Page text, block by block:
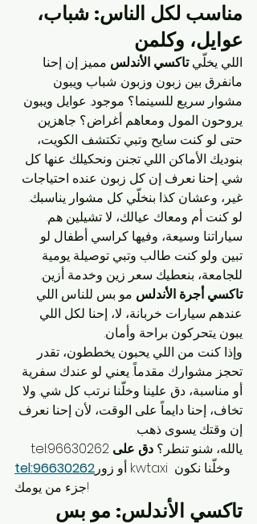
مناسب لكل الناس: شباب،
عوايل، وكلمن
اللي يخلّي تاكسي الأندلس مميز إن إحنا
مانفرق بين زبون وزبون. شباب ويبون
مشوار سريع للسينما؟ موجود. عوايل ويبون
يروحون المول ومعاهم أغراض؟ جاهزين.
حتى لو كنت سايح وتبي تكتشف الكويت،
بنوديك الأماكن اللي تجنن ونحكيلك عنها كل
شي. إحنا نعرف إن كل زبون عنده احتياجات
غير، وعشان كذا بنخلّي كل مشوار يناسبك.
لو كنت أم ومعاك عيالك، لا تشيلين هم.
سياراتنا وسيعة، وفيها كراسي أطفال لو
تبين. ولو كنت طالب وتبي توصيلة يومية
للجامعة، بنعطيك سعر زين وخدمة أزين.
تاكسي أجرة الأندلس مو بس للناس اللي
عندهم سيارات خربانة، لا، إحنا لكل اللي
يبون يتحركون براحة وأمان.
وإذا كنت من اللي يحبون يخططون، تقدر
تحجز مشوارك مقدماً. يعني لو عندك سفرية
أو مناسبة، دق علينا وخلّنا نرتب كل شي. ولا
تخاف، إحنا دايماً على الوقت، لأن إحنا نعرف
إن وقتك يسوى ذهب.
يالله، شنو تنطر؟ دق على tel:96630262
tel:96630262أو زور kwtaxi وخلّنا نكون
جزء من يومك!
تاكسي الأندلس: مو بس